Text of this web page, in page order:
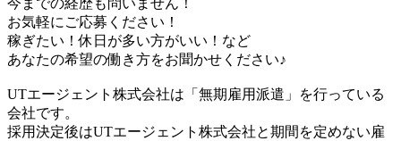
お気軽にご応募ください！
稼ぎたい！休日が多い方がいい！など
あなたの希望の働き方をお聞かせください♪
UTエージェント株式会社は「無期雇用派遣」を行っている
会社です。
採用決定後はUTエージェント株式会社と期間を定めない雇